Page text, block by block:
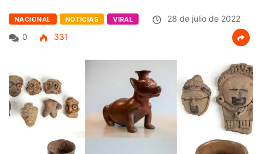
NACIONAL NOTICIAS VIRAL
28 de julio de 2022
0
331